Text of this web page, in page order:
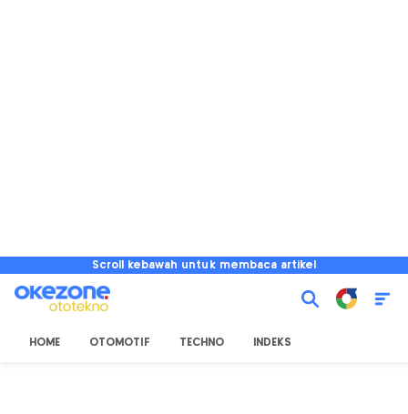
Scroll kebawah untuk membaca artikel
HOME OTOMOTIF TECHNO INDEKS